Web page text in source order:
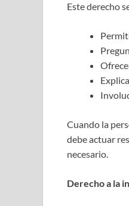
Este derecho
Cuando la
debe actuar
necesario.
Derecho a la